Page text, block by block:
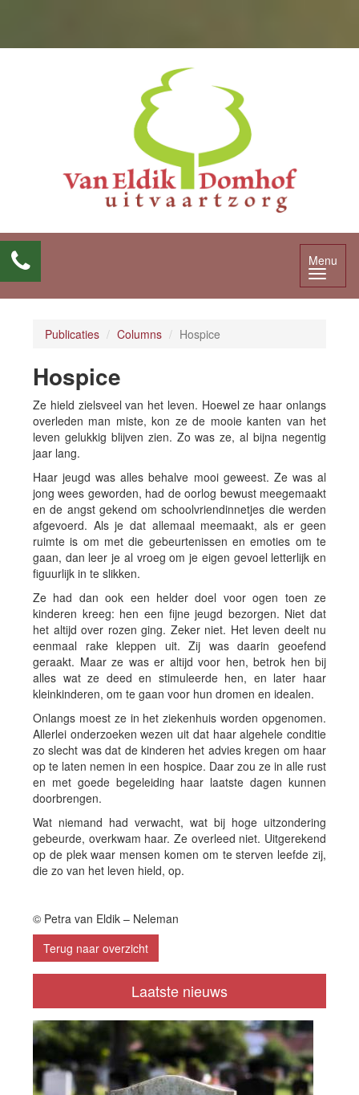
Menu
Publicaties Columns Hospice
Hospice
Ze hield zielsveel van het leven. Hoewel ze haar onlangs
overleden man miste, kon ze de mooie kanten van het
leven gelukkig blijven zien. Zo was ze, al bijna negentig
jaar lang.
Haar jeugd was alles behalve mooi geweest. Ze was al
jong wees geworden, had de oorlog bewust meegemaakt
en de angst gekend om schoolvriendinnetjes die werden
afgevoerd. Als je dat allemaal meemaakt, als er geen
ruimte is om met die gebeurtenissen en emoties om te
gaan, dan leer je al vroeg om je eigen gevoel letterlijk en
figuurlijk in te slikken.
Ze had dan ook een helder doel voor ogen toen ze
kinderen kreeg: hen een fijne jeugd bezorgen. Niet dat
het altijd over rozen ging. Zeker niet. Het leven deelt nu
eenmaal rake kleppen uit. Zij was daarin geoefend
geraakt. Maar ze was er altijd voor hen, betrok hen bij
alles wat ze deed en stimuleerde hen, en later haar
kleinkinderen, om te gaan voor hun dromen en idealen.
Onlangs moest ze in het ziekenhuis worden opgenomen.
Allerlei onderzoeken wezen uit dat haar algehele conditie
zo slecht was dat de kinderen het advies kregen om haar
op te laten nemen in een hospice. Daar zou ze in alle rust
en met goede begeleiding haar laatste dagen kunnen
doorbrengen.
Wat niemand had verwacht, wat bij hoge uitzondering
gebeurde, overkwam haar. Ze overleed niet. Uitgerekend
op de plek waar mensen komen om te sterven leefde zij,
die zo van het leven hield, op.
© Petra van Eldik – Neleman
Terug naar overzicht
Laatste nieuws